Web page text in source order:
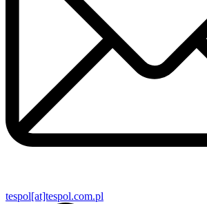
tespol[at]tespol.com.pl